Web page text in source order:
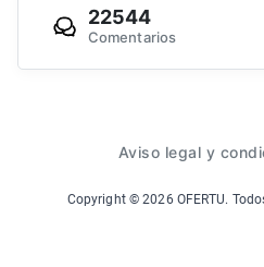
22544
Comentarios
Aviso legal y
Copyright ©2026 OFERTU.